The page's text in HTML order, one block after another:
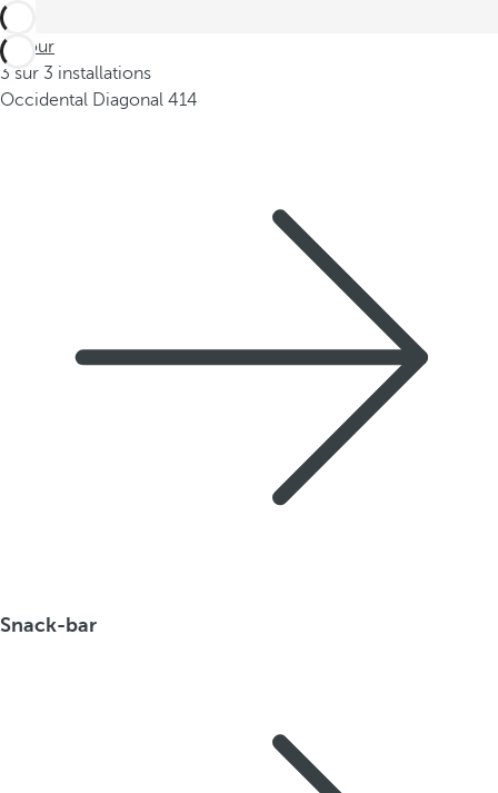
Retour
3 sur 3 installations
Occidental Diagonal 414
Snack-bar